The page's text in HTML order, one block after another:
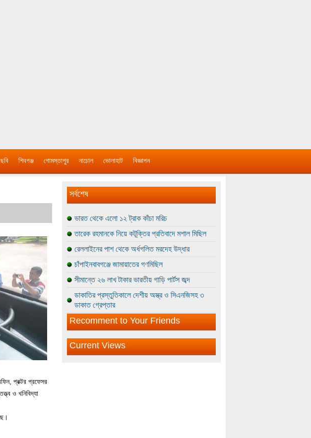
শিবগঞ্জ গোমস্তাপুর নাচোল ভোলাহাট বিজ্ঞাপন
প্রক্টর প্রফেসর
ও খনিবিদ্যা
সর্বশেষ
ভারত থেকে এলো ১২ ট্রাক কাঁচা মরিচ
তারেক রহমানকে নিয়ে কটূক্তির প্রতিবাদে মশাল মিছিল
রেললাইনের পাশ থেকে অর্ধগলিত মরদেহ উদ্ধার
চাঁপাইনবাবগঞ্জে জামায়াতের গণমিছিল
সীমান্তে ২৬ লাখ টাকার ভারতীয় গাড়ি পার্টস জব্দ
ডাকাতির প্রস্তুতিকালে দেশীয় অস্ত্র ও সিএনজিসহ ৩
ডাকাত গ্রেপ্তার
Recomment to Your Friends
Current Views